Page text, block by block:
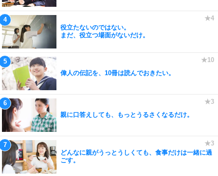
役立たないのではない。
まだ、役立つ場面がないだけ。
偉人の伝記を、10冊は読んでおきたい。
親に口答えしても、もっとうるさくなるだけ。
どんなに親がうっとうしくても、食事だけは一緒に過
ごす。